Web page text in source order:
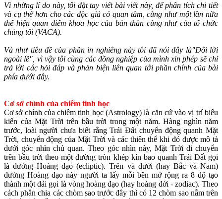
Vì những lí do này, tôi đặt tay viết bài viết này, để phân tích chi tiết
và cụ thể hơn cho các độc giả có quan tâm, cũng như một lần nữa
thể hiện quan điểm khoa học của bản thân cũng như của tổ chức
chúng tôi (VACA).
Và như tiêu đề của phần in nghiêng này tôi đã nói đây là"Đôi lời
ngoài lề", vì vậy tôi cùng các đồng nghiệp của mình xin phép sẽ chỉ
trả lời các hỏi đáp và phản biện liên quan tới phần chính của bài
phía dưới đây.
Cơ sở chính của chiêm tinh học
Cơ sở chính của chiêm tinh học (Astrology) là căn cứ vào vị trí biểu
kiến của Mặt Trời trên bầu trời trong một năm. Hàng nghìn năm
trước, loài người chưa biết rằng Trái Đất chuyển động quanh Mặt
Trời, chuyển động của Mặt Trời và các thiên thể khi đó được mô tả
dưới góc nhìn chủ quan. Theo góc nhìn này, Mặt Trời di chuyển
trên bầu trời theo một đường tròn khép kín bao quanh Trái Đất gọi
là đường Hoàng đạo (ecliptic). Trên và dưới (hay Bắc và Nam)
đường Hoàng đạo này người ta lấy mỗi bên mở rộng ra 8 độ tạo
thành một dải gọi là vòng hoàng đạo (hay hoàng đới - zodiac). Theo
cách phân chia các chòm sao trước đây thì có 12 chòm sao nằm trên